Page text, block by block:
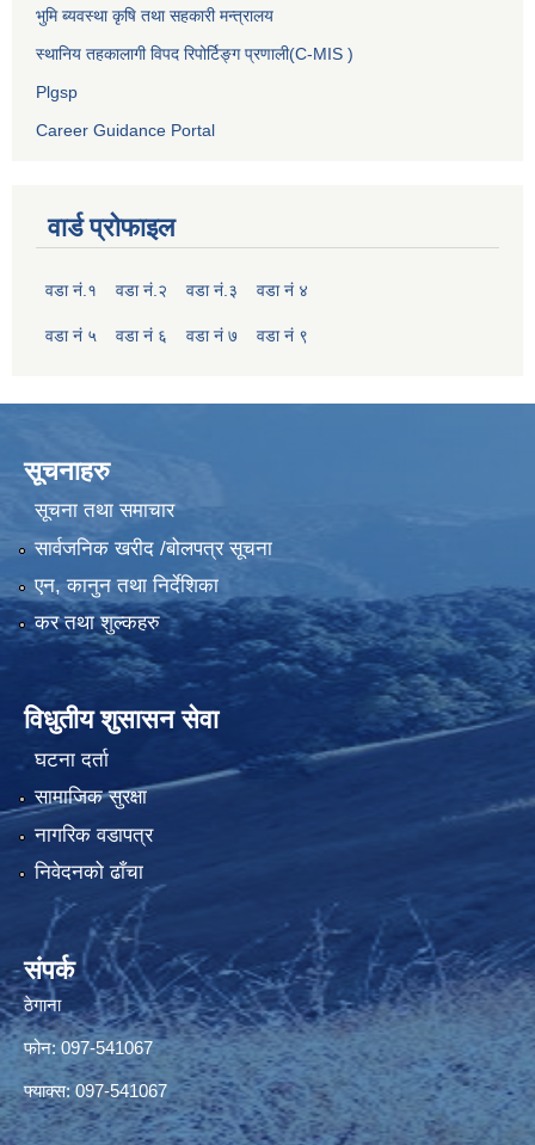
भुमि ब्यवस्था कृषि तथा सहकारी मन्त्रालय
स्थानिय तहकालागी विपद रिपोर्टिङ्ग प्रणाली(C-MIS )
Plgsp
Career Guidance Portal
वार्ड प्रोफाइल
वडा नं.१ वडा नं.२ वडा नं.३ वडा नं ४
वडा नं ५ वडा नं ६ वडा नं ७ वडा नं ९
सूचनाहरु
सूचना तथा समाचार
सार्वजनिक खरीद /बोलपत्र सूचना
एन, कानुन तथा निर्देशिका
कर तथा शुल्कहरु
विधुतीय शुसासन सेवा
घटना दर्ता
सामाजिक सुरक्षा
नागरिक वडापत्र
निवेदनको ढाँचा
संपर्क
ठेगाना
फोन: 097-541067
फ्याक्स: 097-541067